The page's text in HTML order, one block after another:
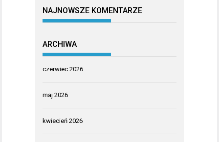
NAJNOWSZE KOMENTARZE
ARCHIWA
czerwiec 2026
maj 2026
kwiecień 2026